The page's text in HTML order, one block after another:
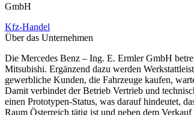
GmbH
Kfz-Handel
Über das Unternehmen
Die Mercedes Benz – Ing. E. Ermler GmbH
Mitsubishi. Ergänzend dazu werden
gewerbliche Kunden, die Fahrzeuge kaufen,
Damit verbindet der Betrieb Vertrieb und
einen Prototypen-Status, was darauf hindeutet,
Raum Österreich tätig ist und neben dem